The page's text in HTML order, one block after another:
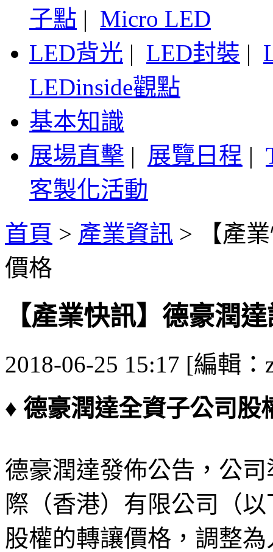
子點 | Micro LED
LED背光 | LED封裝 |
LEDinside觀點
基本知識
展場直擊 | 展覽日程 |
客製化活動
首頁 > 產業資訊 >
【產
價格
【產業快訊】德豪潤
2018-06-25 15:17 [編輯：
♦ 德豪潤達全資子公司股
德豪潤達發佈公告，公
際（香港）有限公司（
股權的轉讓價格，調整